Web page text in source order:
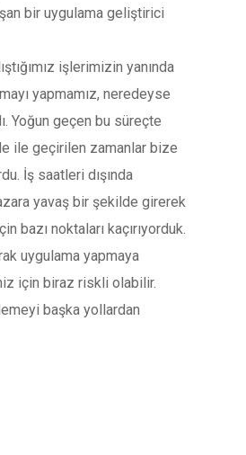
bir uygulama geliştirici
işlerimizin yanında
yapmamız, neredeyse
Yoğun geçen bu süreçte
ile geçirilen zamanlar bize
İş saatleri dışında
yavaş bir şekilde girerek
bazı noktaları kaçırıyorduk.
uygulama yapmaya
için biraz riskli olabilir.
başka yollardan